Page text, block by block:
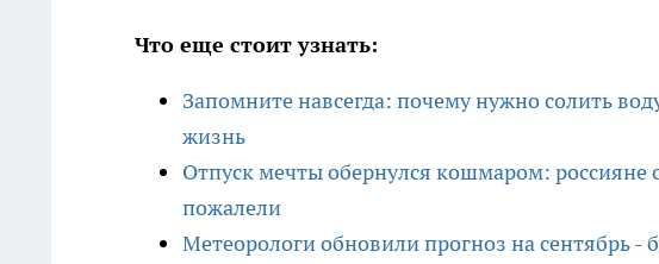
Что еще стоит узнать:
Запомните навсегда: почему нужно солить
жизнь
Отпуск мечты обернулся кошмаром: россияне
пожалели
Метеорологи обновили прогноз на сентябрь -